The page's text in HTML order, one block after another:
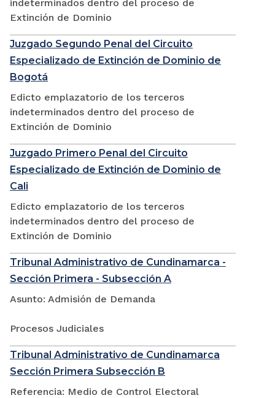
indeterminados dentro del proceso de
Extinción de Dominio
Juzgado Segundo Penal del Circuito
Especializado de Extinción de Dominio de
Bogotá
Edicto emplazatorio de los terceros
indeterminados dentro del proceso de
Extinción de Dominio
Juzgado Primero Penal del Circuito
Especializado de Extinción de Dominio de
Cali
Edicto emplazatorio de los terceros
indeterminados dentro del proceso de
Extinción de Dominio
Tribunal Administrativo de Cundinamarca -
Sección Primera - Subsección A
Asunto: Admisión de Demanda
Procesos Judiciales
Tribunal Administrativo de Cundinamarca
Sección Primera Subsección B
Referencia: Medio de Control Electoral